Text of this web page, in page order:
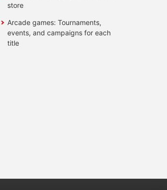
store
Arcade games: Tournaments,
events, and campaigns for each
title